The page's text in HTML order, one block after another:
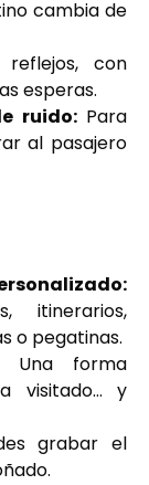
cambia de
reflejos, con
esperas.
ruido: Para
al pasajero
itinerarios,
o pegatinas.
Una forma
visitado… y
grabar el